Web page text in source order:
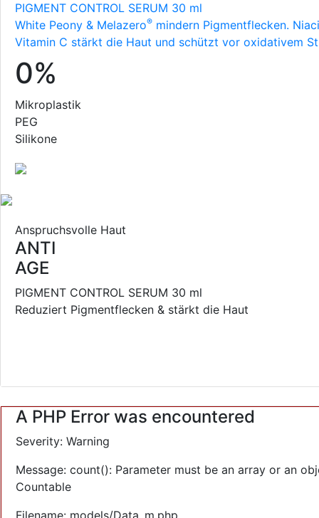
PIGMENT CONTROL SERUM 30 ml
White Peony & Melazero® mindern Pigmentflecken.
Vitamin C stärkt die Haut und schützt vor oxidativem
0%
Mikroplastik
PEG
Silikone
Anspruchsvolle Haut
ANTI
AGE
PIGMENT CONTROL SERUM 30 ml
Reduziert Pigmentflecken & stärkt die Haut
A PHP Error was encountered
Severity: Warning
Message: count(): Parameter must be an array or an
Countable
Filename: models/Data_m.php